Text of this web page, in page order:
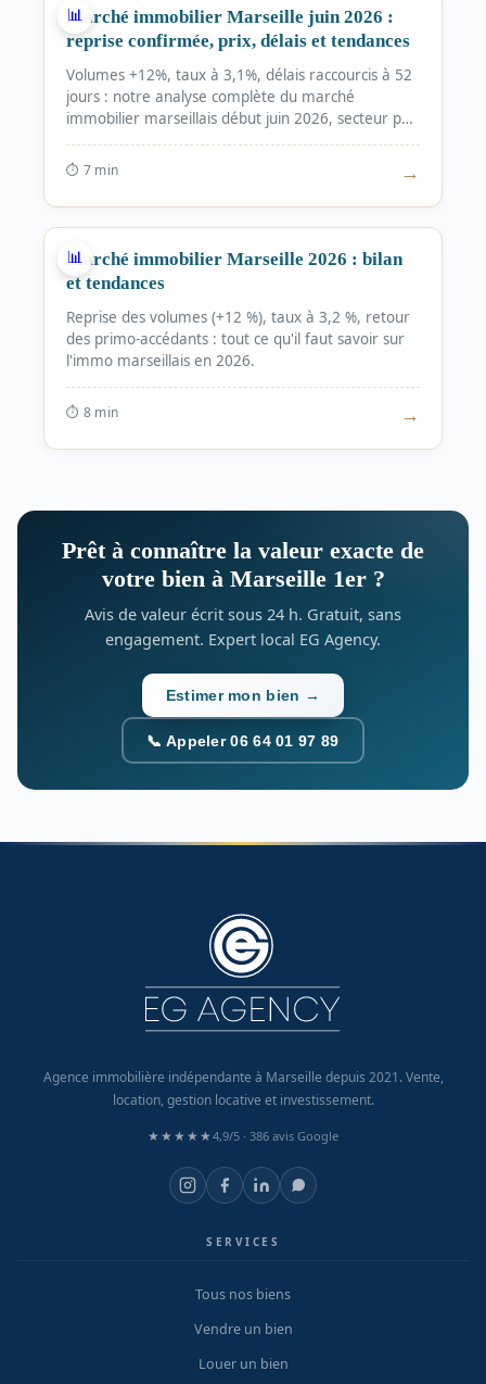
📊
Marché immobilier Marseille juin 2026 :
reprise confirmée, prix, délais et tendances
Volumes +12%, taux à 3,1%, délais raccourcis à 52
jours : notre analyse complète du marché
immobilier marseillais début juin 2026, secteur par
secteur.
⏱ 7 min →
📊
MARCHÉ
Marché immobilier Marseille 2026 : bilan
et tendances
Reprise des volumes (+12 %), taux à 3,2 %, retour
des primo-accédants : tout ce qu'il faut savoir sur
l'immo marseillais en 2026.
⏱ 8 min →
Prêt à connaître la valeur exacte de
votre bien à Marseille 1er ?
Avis de valeur écrit sous 24 h. Gratuit, sans
engagement. Expert local EG Agency.
Estimer mon bien →
📞 Appeler 06 64 01 97 89
Agence immobilière indépendante à Marseille depuis 2021. Vente,
location, gestion locative et investissement.
★★★★★4,9/5 · 386 avis Google
SERVICES
Tous nos biens
Vendre un bien
Louer un bien